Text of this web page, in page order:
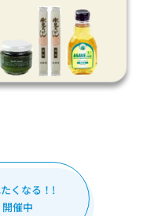
くなる！!
催中